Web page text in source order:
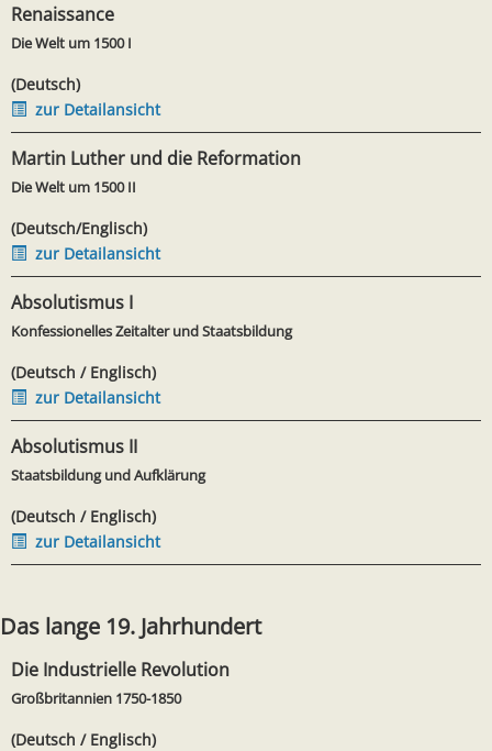
Renaissance
Die Welt um 1500 I
(Deutsch)
zur Detailansicht
Martin Luther und die Reformation
Die Welt um 1500 II
(Deutsch/Englisch)
zur Detailansicht
Absolutismus I
Konfessionelles Zeitalter und Staatsbildung
(Deutsch / Englisch)
zur Detailansicht
Absolutismus II
Staatsbildung und Aufklärung
(Deutsch / Englisch)
zur Detailansicht
Das lange 19. Jahrhundert
Die Industrielle Revolution
Großbritannien 1750-1850
(Deutsch / Englisch)